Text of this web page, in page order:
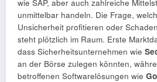
wie SAP, aber auch zahlreiche
unmittelbar handeln. Die Frage,
Unsicherheit profitieren oder
steht plötzlich im Raum. Erste
dass Sicherheitsunternehmen wie
an der Börse zulegen könnten,
betroffenen Softwarelösungen wie